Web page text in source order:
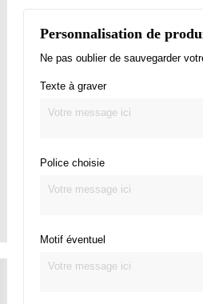
Personnalisation de
Ne pas oublier de sauvegarder
Texte à graver
Police choisie
Motif éventuel